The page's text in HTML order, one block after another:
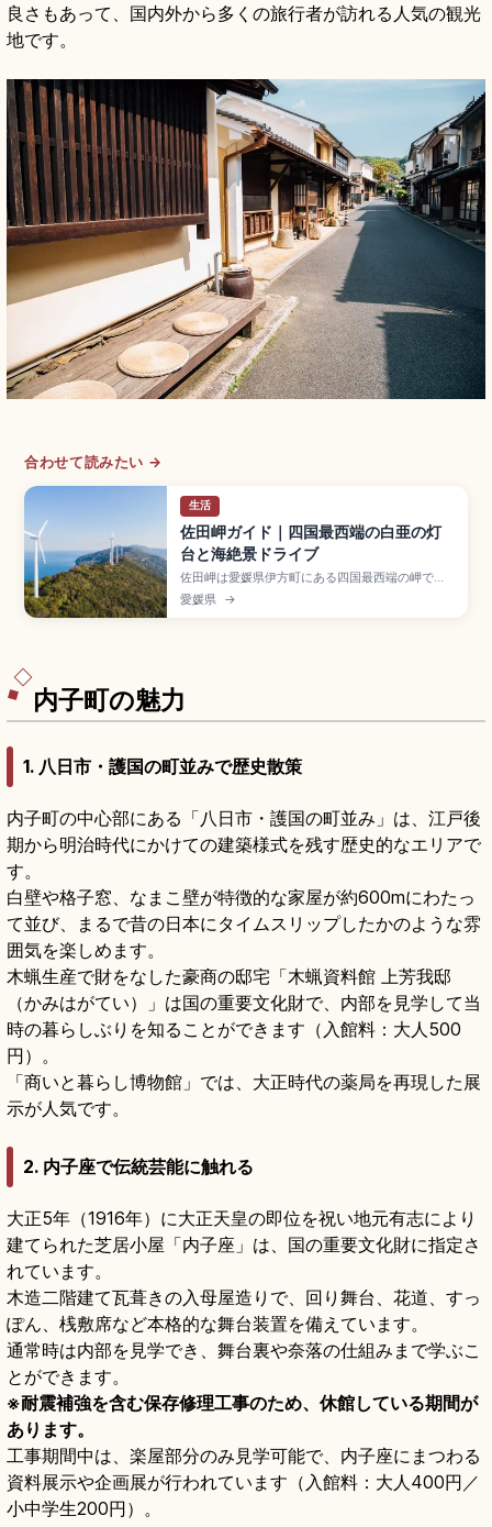
良さもあって、国内外から多くの旅行者が訪れる人気の観光
地です。
合わせて読みたい →
生活
佐田岬ガイド｜四国最西端の白亜の灯
台と海絶景ドライブ
佐田岬は愛媛県伊方町にある四国最西端の岬で、
全長約40〜50kmの国内有数の細長い半島の先端
に位置するスポット。白亜の佐田岬灯台、椿山展
愛媛県 →
内子町の魅力
1. 八日市・護国の町並みで歴史散策
内子町の中心部にある「八日市・護国の町並み」は、江戸後
期から明治時代にかけての建築様式を残す歴史的なエリアで
す。
白壁や格子窓、なまこ壁が特徴的な家屋が約600mにわたっ
て並び、まるで昔の日本にタイムスリップしたかのような雰
囲気を楽しめます。
木蝋生産で財をなした豪商の邸宅「木蝋資料館 上芳我邸
（かみはがてい）」は国の重要文化財で、内部を見学して当
時の暮らしぶりを知ることができます（入館料：大人500
円）。
「商いと暮らし博物館」では、大正時代の薬局を再現した展
示が人気です。
2. 内子座で伝統芸能に触れる
大正5年（1916年）に大正天皇の即位を祝い地元有志により
建てられた芝居小屋「内子座」は、国の重要文化財に指定さ
れています。
木造二階建て瓦葺きの入母屋造りで、回り舞台、花道、すっ
ぽん、桟敷席など本格的な舞台装置を備えています。
通常時は内部を見学でき、舞台裏や奈落の仕組みまで学ぶこ
とができます。
※耐震補強を含む保存修理工事のため、休館している期間が
あります。
工事期間中は、楽屋部分のみ見学可能で、内子座にまつわる
資料展示や企画展が行われています（入館料：大人400円／
小中学生200円）。